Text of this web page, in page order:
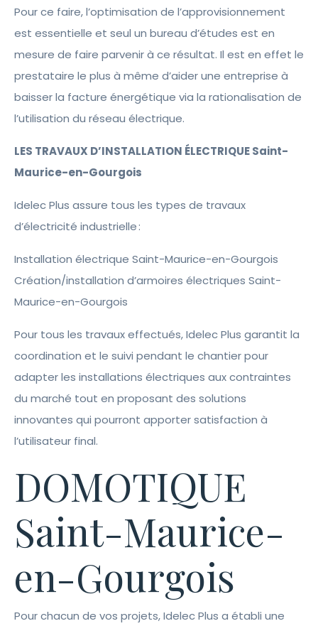
Pour ce faire, l’optimisation de l’approvisionnement
est essentielle et seul un bureau d’études est en
mesure de faire parvenir à ce résultat. Il est en effet le
prestataire le plus à même d’aider une entreprise à
baisser la facture énergétique via la rationalisation de
l’utilisation du réseau électrique.
LES TRAVAUX D’INSTALLATION ÉLECTRIQUE Saint-
Maurice-en-Gourgois
Idelec Plus assure tous les types de travaux
d’électricité industrielle :
Installation électrique Saint-Maurice-en-Gourgois
Création/installation d’armoires électriques Saint-
Maurice-en-Gourgois
Pour tous les travaux effectués, Idelec Plus garantit la
coordination et le suivi pendant le chantier pour
adapter les installations électriques aux contraintes
du marché tout en proposant des solutions
innovantes qui pourront apporter satisfaction à
l’utilisateur final.
DOMOTIQUE
Saint-Maurice-
en-Gourgois
Pour chacun de vos projets, Idelec Plus a établi une